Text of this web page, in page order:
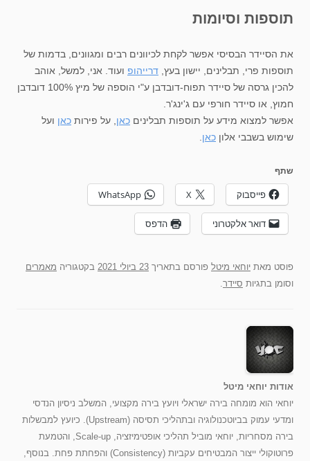
תוספות וסיומות
את הסיידר הבסיסי אפשר לקחת לכיוונים רבים ומגוונים, בדמות של
תוספות פרי, תבלינים, יישון בעץ, דרייהופ ועוד. אני, למשל, אוהב
להכין גרסה של סיידר תפוח-דובדבן ע"י הוספה של מיץ 100% דובדבן
חמוץ, או סיידר חורפי עם ג'ינג'ר.
אפשר למצוא מידע על תוספות תבלינים כאן, על פירות כאן ועל
שימוש בשבבי אלון כאן.
שתף
פייסבוק X
WhatsApp
דואר אלקטרוני הדפס
פוסט מאת יוחאי מיטל פורסם בתאריך 23 ביולי 2021 בקטגוריה מאמרים
וסומן בתגיות סיידר.
אודות יוחאי מיטל
יוחאי הוא מומחה בירה ישראלי ויועץ בירה מקצועי, המשלב ניסיון הנדסי
ומדעי עמוק בביוטכנולוגיה ובתהליכי תסיסה (Upstream). כיועץ למבשלות
בירה מסחריות, יוחאי מוביל תהליכי אופטימיזציה, Scale-up, והטמעת
פרוטוקולי ייצור המבטיחים עקביות (Consistency) והפחתת פחת. בנוסף,